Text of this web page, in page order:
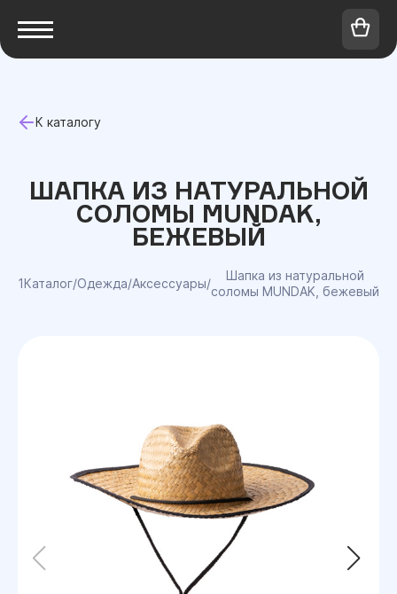
К каталогу
ШАПКА ИЗ НАТУРАЛЬНОЙ
СОЛОМЫ MUNDAK,
БЕЖЕВЫЙ
1Каталог/Одежда/Аксессуары/
Шапка из натуральной
соломы MUNDAK, бежевый